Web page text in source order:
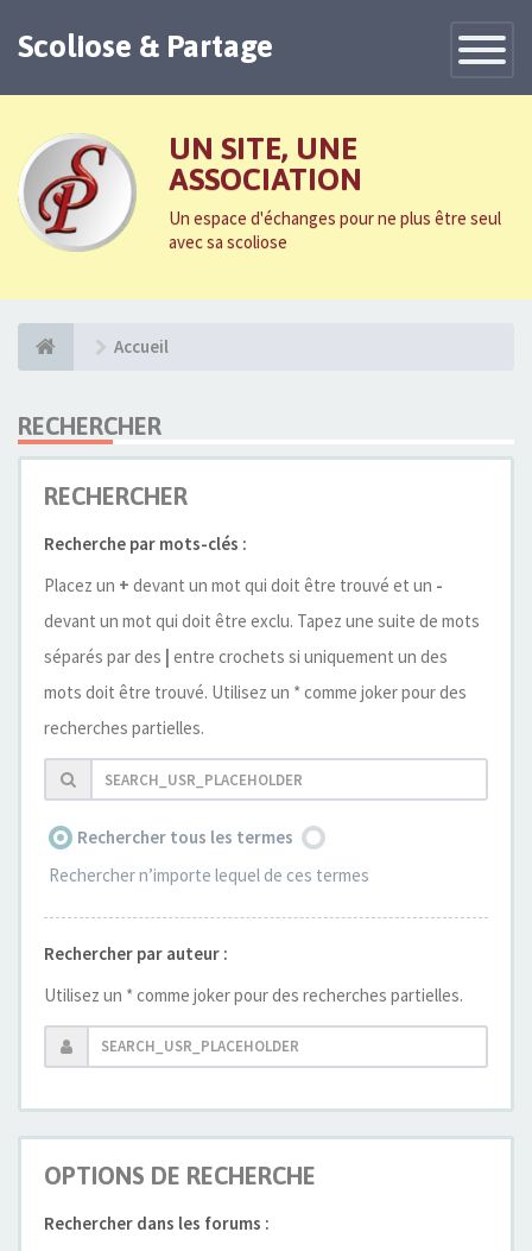
Toggle
Scoliose & Partage
UN SITE, UNE
ASSOCIATION
Un espace d'échanges pour ne plus être seul
avec sa scoliose
Accueil
RECHERCHER
RECHERCHER
Recherche par mots-clés :
Placez un + devant un mot qui doit être trouvé et un -
devant un mot qui doit être exclu. Tapez une suite de mots
séparés par des | entre crochets si uniquement un des
mots doit être trouvé. Utilisez un * comme joker pour des
recherches partielles.
Rechercher tous les termes
Rechercher n’importe lequel de ces termes
Rechercher par auteur :
Utilisez un * comme joker pour des recherches partielles.
OPTIONS DE RECHERCHE
Rechercher dans les forums :